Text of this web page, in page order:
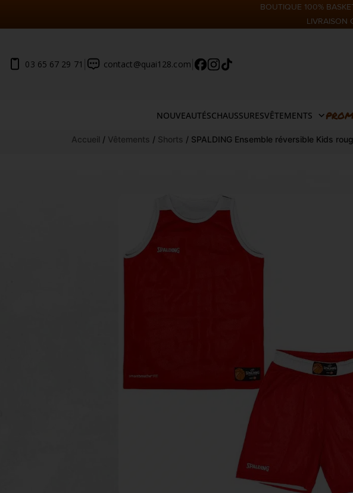
BOUTIQUE 100%
LIVRAISON
03 65 67 29 71 contact@quai128.com
NOUVEAUTÉSCHAUSSURESVÊTEMENTS
Accueil / Vêtements / Shorts / SPALDING Ensemble réversible Kids